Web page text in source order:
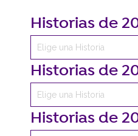
Historias de
Historias de
Historias de